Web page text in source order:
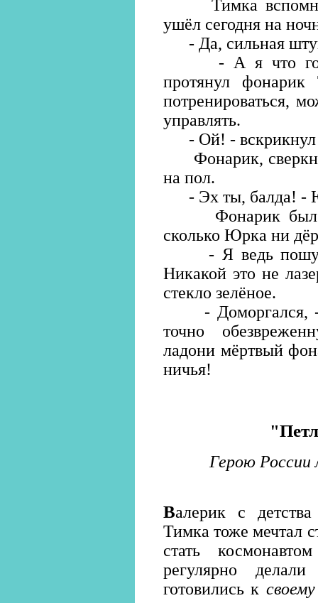
Тимка вспомнил
ушёл сегодня на
- Да, сильная
- А я что
протянул
потренироваться,
управлять.
- Ой! - вскрикнул
Фонарик,
на пол.
- Эх ты, балда! -
Фонарик был
сколько Юрка ни
- Я ведь
Никакой это не
стекло зелёное.
- Доморгался, -
точно
ладони мёртвый
ничья!
Герою России
Валерик с
Тимка тоже мечтал
стать
регулярно
готовились к своему